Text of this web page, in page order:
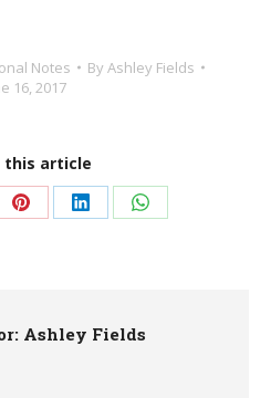
Notes By Ashley Fields
16, 2017
this article
Share Share Share
Ashley Fields